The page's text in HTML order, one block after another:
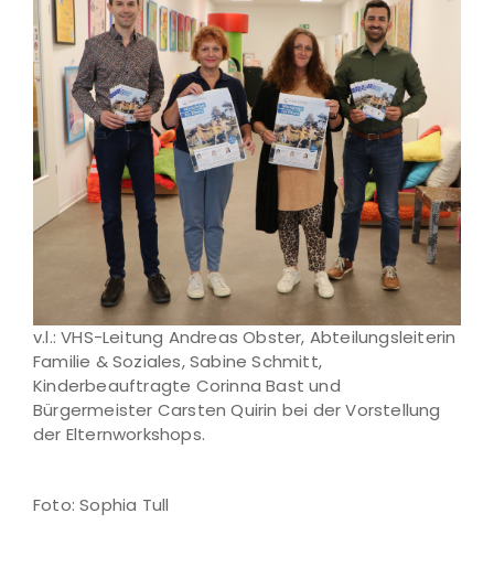
v.l.: VHS-Leitung Andreas Obster, Abteilungsleiterin
Familie & Soziales, Sabine Schmitt,
Kinderbeauftragte Corinna Bast und
Bürgermeister Carsten Quirin bei der Vorstellung
der Elternworkshops.
Foto: Sophia Tull